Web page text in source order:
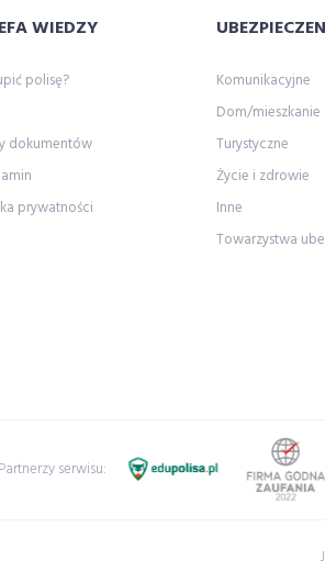
WIEDZY
polisę?
dokumentów
prywatności
Komunikacyjne
Dom/mieszkanie
Turystyczne
Życie i zdrowie
Inne
Towarzystwa
Partnerzy serwisu: